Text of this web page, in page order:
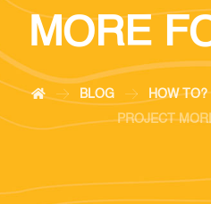
MORE
BLOG HOW TO?
PROJECT